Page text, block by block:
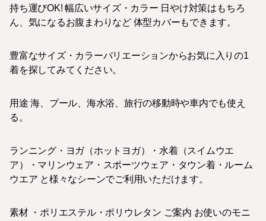
持ち運びOK! 幅広いサイズ・カラー 日やけ対策はもちろ
ん、気になるお腹まわりなど 体型カバーもできます。
豊富なサイズ・カラーバリエーションからお気に入りの1
着を探してみてください。
用途 海、プール、海水浴、旅行の移動時や車内でも使え
る。
ランニング・ヨガ（ホットヨガ）・水着（スイムウエ
ア）・マリンウェア・スポーツウェア・タウン着・ルーム
ウエア と様々なシーンでご利用いただけます。
素材 ・ポリエステル・ポリウレタン ご案内 お使いのモニ